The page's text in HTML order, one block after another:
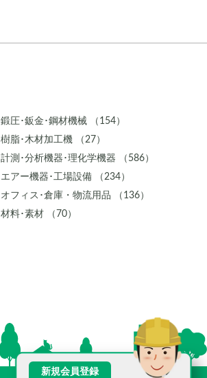
新規会員登録
鍛圧･鈑金･鋼材機械 （154）
樹脂･木材加工機 （27）
計測･分析機器･理化学機器 （586）
エアー機器･工場設備 （234）
オフィス･倉庫・物流用品 （136）
材料･素材 （70）